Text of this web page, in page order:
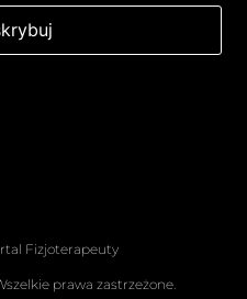
Fizjoterapeuty
prawa zastrzeżone.